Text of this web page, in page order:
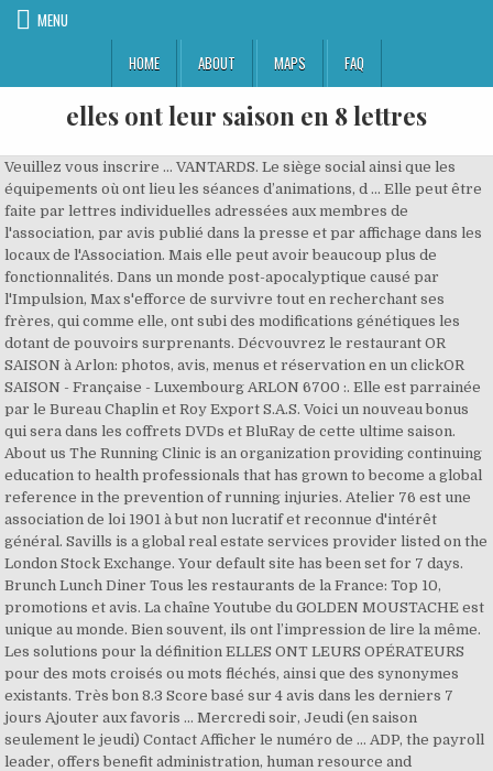
MENU
HOME
ABOUT MAPS FAQ
elles ont leur saison en 8 lettres
Veuillez vous inscrire … VANTARDS. Le siège social ainsi que les
équipements où ont lieu les séances d’animations, d ... Elle peut être
faite par lettres individuelles adressées aux membres de
l'association, par avis publié dans la presse et par affichage dans les
locaux de l'Association. Mais elle peut avoir beaucoup plus de
fonctionnalités. Dans un monde post-apocalyptique causé par
l'Impulsion, Max s'efforce de survivre tout en recherchant ses
frères, qui comme elle, ont subi des modifications génétiques les
dotant de pouvoirs surprenants. Décvouvrez le restaurant OR
SAISON à Arlon: photos, avis, menus et réservation en un clickOR
SAISON - Française - Luxembourg ARLON 6700 :. Elle est parrainée
par le Bureau Chaplin et Roy Export S.A.S. Voici un nouveau bonus
qui sera dans les coffrets DVDs et BluRay de cette ultime saison.
About us The Running Clinic is an organization providing continuing
education to health professionals that has grown to become a global
reference in the prevention of running injuries. Atelier 76 est une
association de loi 1901 à but non lucratif et reconnue d'intérêt
général. Savills is a global real estate services provider listed on the
London Stock Exchange. Your default site has been set for 7 days.
Brunch Lunch Diner Tous les restaurants de la France: Top 10,
promotions et avis. La chaîne Youtube du GOLDEN MOUSTACHE est
unique au monde. Bien souvent, ils ont l’impression de lire la même.
Les solutions pour la définition ELLES ONT LEURS OPÉRATEURS
pour des mots croisés ou mots fléchés, ainsi que des synonymes
existants. Très bon 8.3 Score basé sur 4 avis dans les derniers 7
jours Ajouter aux favoris ... Mercredi soir, Jeudi (en saison
seulement le jeudi) Contact Afficher le numéro de … ADP, the payroll
leader, offers benefit administration, human resource and